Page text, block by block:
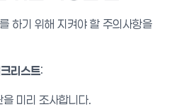
하기 위해 지켜야 할 주의사항을
리스트:
을 미리 조사합니다.